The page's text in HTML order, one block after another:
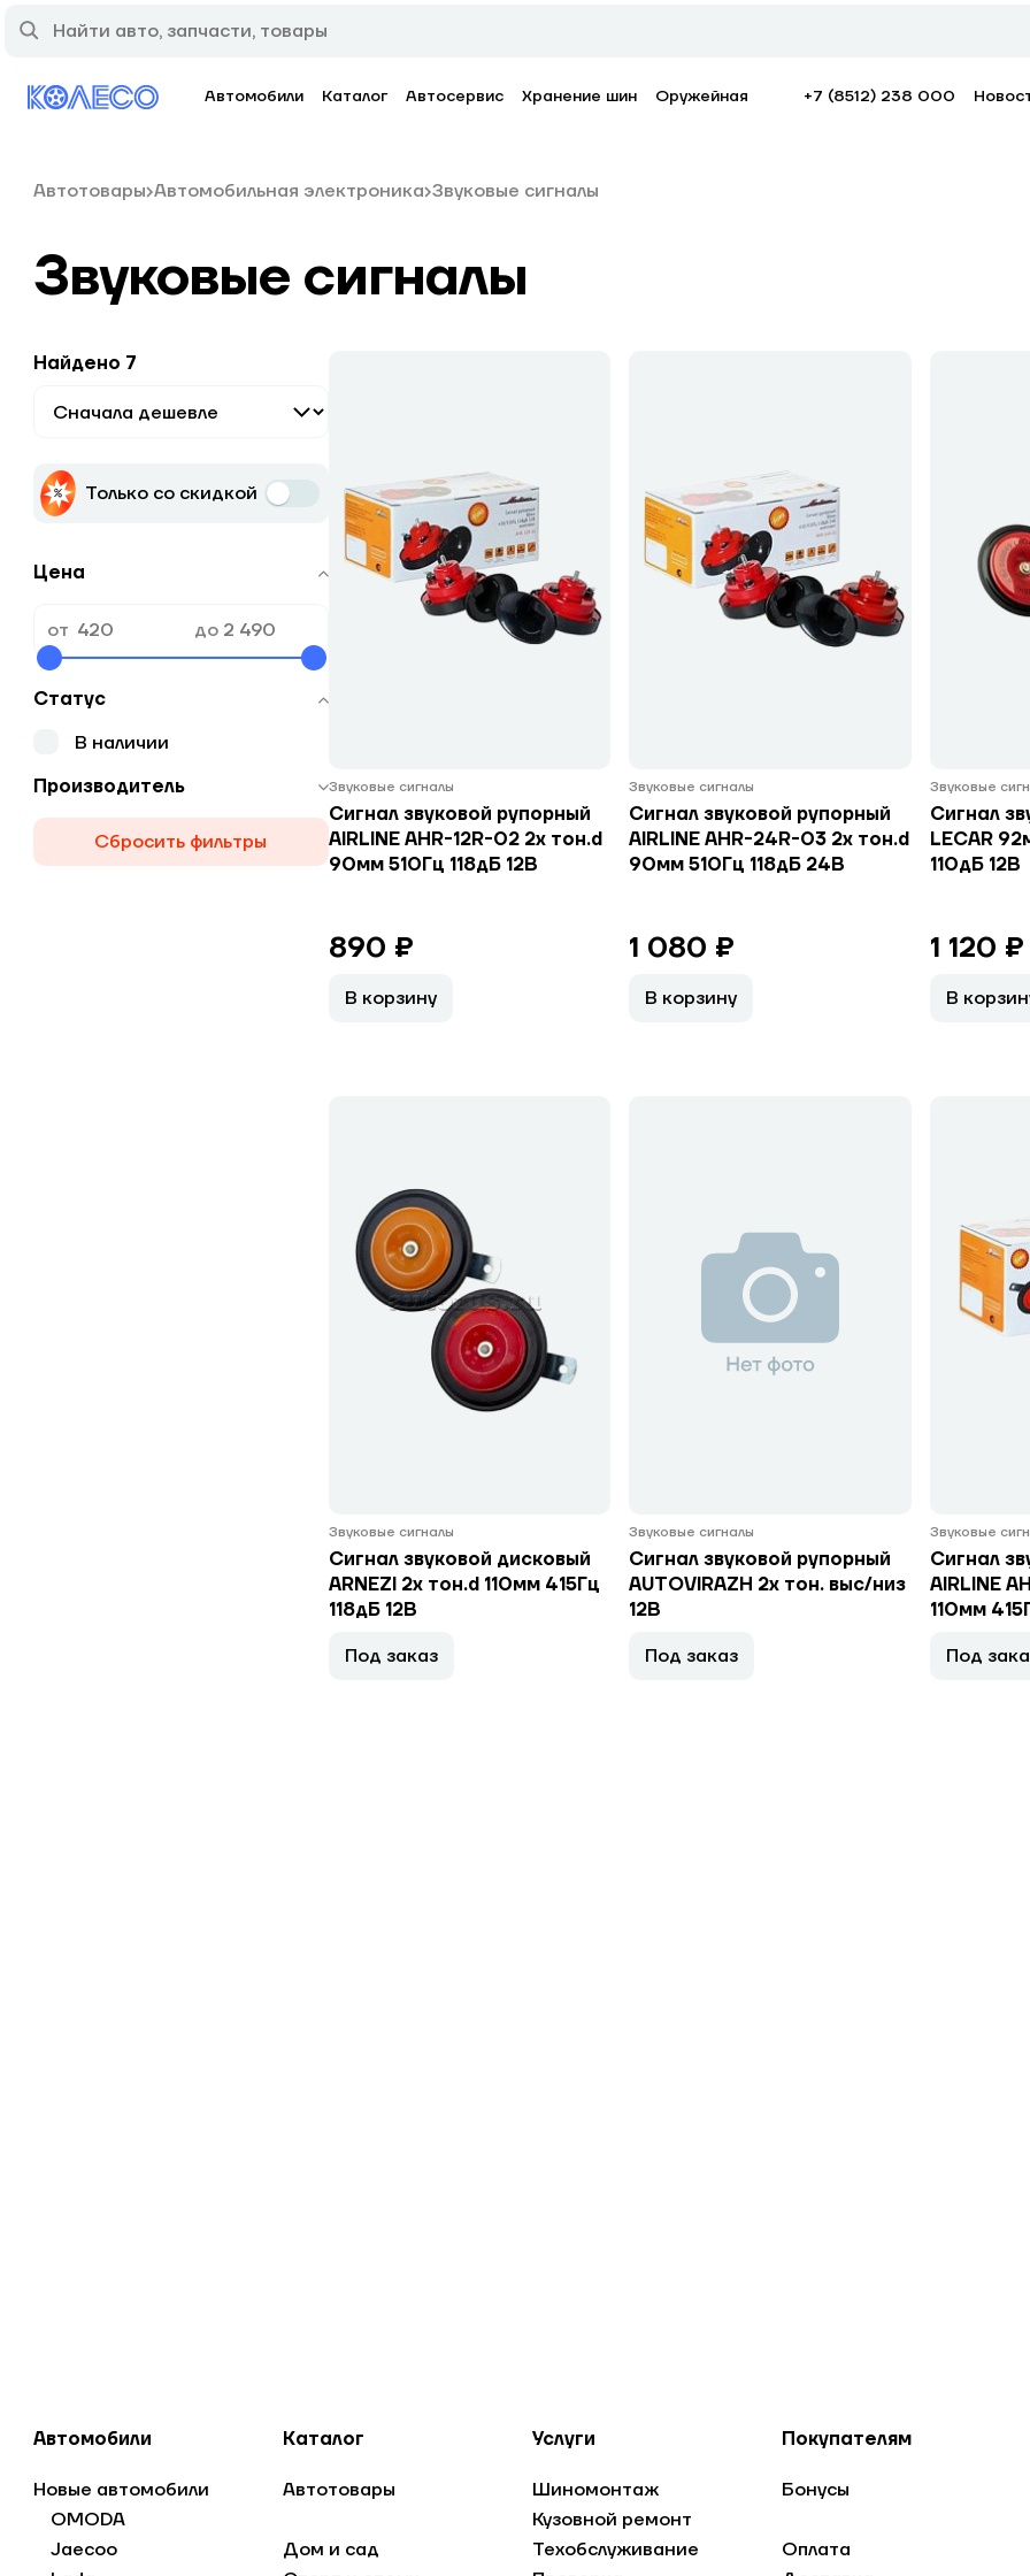
Автомобили Каталог Автосервис Хранение шин Оружейная +7 (8512) 238 000
Автотовары Автомобильная электроника Звуковые сигналы
Звуковые сигналы
Найдено 7
Только со скидкой
Цена
от до
Статус
В наличии
Производитель
Сбросить фильтры
Звуковые сигналы
Сигнал звуковой рупорный
AIRLINE AHR-12R-02 2x тон.d
90мм 510Гц 118дБ 12В
890 ₽
В корзину
Звуковые сигналы
Сигнал звуковой рупорный
AIRLINE AHR-24R-03 2x тон.d
90мм 510Гц 118дБ 24В
1 080 ₽
В корзину
Звуковые
Сигнал
LECAR
110дБ 12В
1 120 ₽
В
Звуковые сигналы
Сигнал звуковой дисковый
ARNEZI 2x тон.d 110мм 415Гц
118дБ 12В
Под заказ
Звуковые сигналы
Сигнал звуковой рупорный
AUTOVIRAZH 2x тон. выс/низ
12В
Под заказ
Звуковые
Сигнал
AIRLINE
110мм
Под
Автомобили
Новые автомобили
OMODA
Jaecoo
Каталог
Автотовары
Дом и сад
Услуги
Шиномонтаж
Кузовной ремонт
Техобслуживание
Покупателям
Бонусы
Оплата